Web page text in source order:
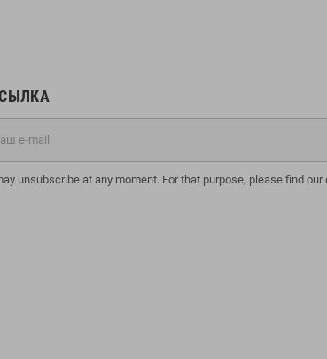
unsubscribe at any moment. For that purpose, please find